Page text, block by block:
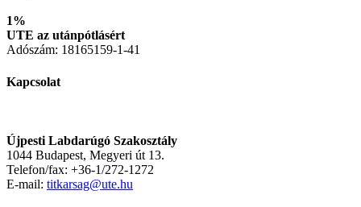
1%
UTE az utánpótlásért
Adószám: 18165159-1-41
Kapcsolat
Újpesti Labdarúgó Szakosztály
1044 Budapest, Megyeri út 13.
Telefon/fax: +36-1/272-1272
E-mail: titkarsag@ute.hu